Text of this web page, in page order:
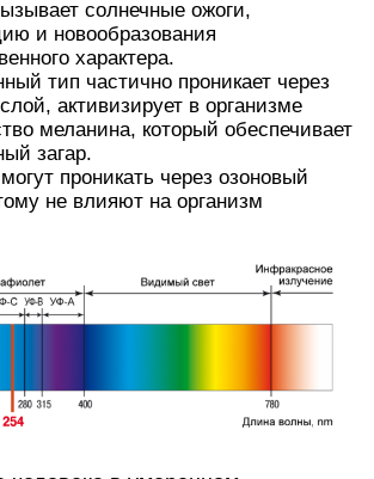
солнечные ожоги,
и новообразования
характера.
тип частично проникает через
активизирует в организме
меланина, который обеспечивает
загар.
проникать через озоновый
не влияют на организм